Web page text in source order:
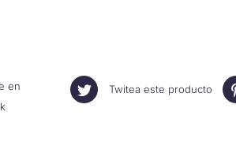
en
Twitea este producto